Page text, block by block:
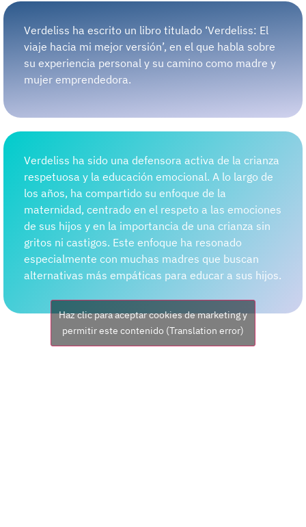
Verdeliss ha escrito un libro titulado ‘Verdeliss: El
viaje hacia mi mejor versión’, en el que habla sobre
su experiencia personal y su camino como madre y
mujer emprendedora.
Verdeliss ha sido una defensora activa de la crianza
respetuosa y la educación emocional. A lo largo de
los años, ha compartido su enfoque de la
maternidad, centrado en el respeto a las emociones
de sus hijos y en la importancia de una crianza sin
gritos ni castigos. Este enfoque ha resonado
especialmente con muchas madres que buscan
alternativas más empáticas para educar a sus hijos.
Haz clic para aceptar cookies de marketing y
permitir este contenido (Translation error)